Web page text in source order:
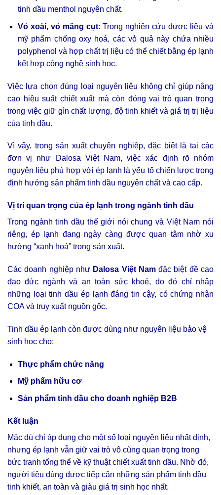
tinh dầu menthol nguyên chất.
Vỏ xoài, vỏ măng cụt: Trong nghiên cứu dược liệu và
mỹ phẩm chống oxy hoá, các vỏ quả này chứa nhiều
polyphenol và hợp chất trị liệu có thể chiết bằng ép lạnh
kết hợp công nghệ sinh học.
Việc lựa chọn đúng loại nguyên liệu không chỉ giúp nâng
cao hiệu suất chiết xuất mà còn đóng vai trò quan trọng
trong việc giữ gìn chất lượng, độ tinh khiết và giá trị trị liệu
của tinh dầu.
Vì vậy, trong sản xuất chuyên nghiệp, đặc biệt là tại các
đơn vị như Dalosa Việt Nam, việc xác định rõ nhóm
nguyên liệu phù hợp với ép lạnh là yếu tố chiến lược trong
định hướng sản phẩm tinh dầu nguyên chất và cao cấp.
Vị trí quan trọng của ép lạnh trong ngành tinh dầu
Trong ngành tinh dầu thế giới nói chung và Việt Nam nói
riêng, ép lạnh đang ngày càng được quan tâm nhờ xu
hướng “xanh hoá” trong sản xuất.
Các doanh nghiệp như Dalosa Việt Namđặc biệt đề cao
đạo đức ngành và an toàn sức khoẻ, do đó chỉ nhập
những loại tinh dầu ép lạnh đáng tin cậy, có chứng nhận
COA và truy xuất nguồn gốc.
Tinh dầu ép lạnh còn được dùng như nguyên liệu bảo vệ
sinh học cho:
Thực phẩm chức năng
Mỹ phẩm hữu cơ
Sản phẩm tinh dầu cho doanh nghiệp B2B
Kết luận
Mặc dù chỉ áp dụng cho một số loại nguyên liệu nhất định,
nhưng ép lạnh vẫn giữ vai trò vô cùng quan trọng trong
bức tranh tổng thể về kỹ thuật chiết xuất tinh dầu. Nhờ đó,
người tiêu dùng được tiếp cận những sản phẩm tinh dầu
tinh khiết, an toàn và giàu giá trị sinh học nhất.